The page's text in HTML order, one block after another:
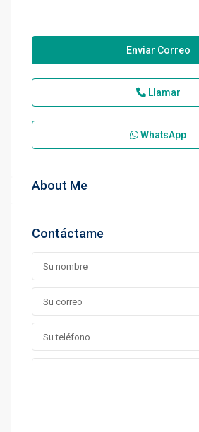
Enviar Correo
Llamar
WhatsApp
About Me
Contáctame